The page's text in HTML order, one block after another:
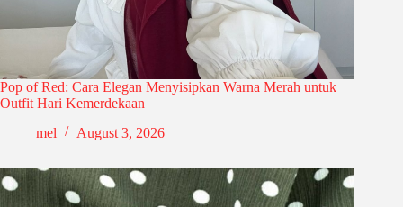
Pop of Red: Cara Elegan Menyisipkan Warna Merah untuk
Outfit Hari Kemerdekaan
mel
August 3, 2026